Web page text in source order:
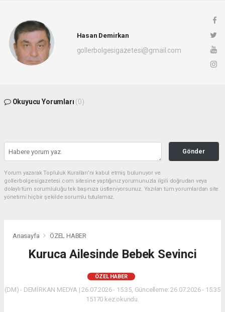
Hasan Demirkan
gollerbolgesigazetesi@gmail.com
Okuyucu Yorumları (0)
Gönder
Yorum yazarak Topluluk Kuralları’nı kabul etmiş bulunuyor ve
gollerbolgesigazetesi.com sitesine yaptığınız yorumunuzla ilgili doğrudan veya
dolaylı tüm sorumluluğu tek başınıza üstleniyorsunuz. Yazılan tüm yorumlardan site
yönetimi hiçbir şekilde sorumlu tutulamaz.
Anasayfa ÖZEL HABER
Kuruca Ailesinde Bebek Sevinci
ÖZEL HABER
(DM) - DEMİRKAN MEDYA | 26.07.2026 - 15:35, Güncelleme: 26.07.2026 - 15:35
15170 kez okundu.